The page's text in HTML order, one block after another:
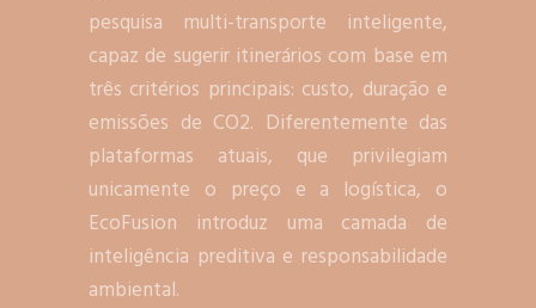
pesquisa multi-transporte inteligente,
capaz de sugerir itinerários com base em
três critérios principais: custo, duração e
emissões de CO2. Diferentemente das
plataformas atuais, que privilegiam
unicamente o preço e a logística, o
EcoFusion introduz uma camada de
inteligência preditiva e responsabilidade
ambiental.